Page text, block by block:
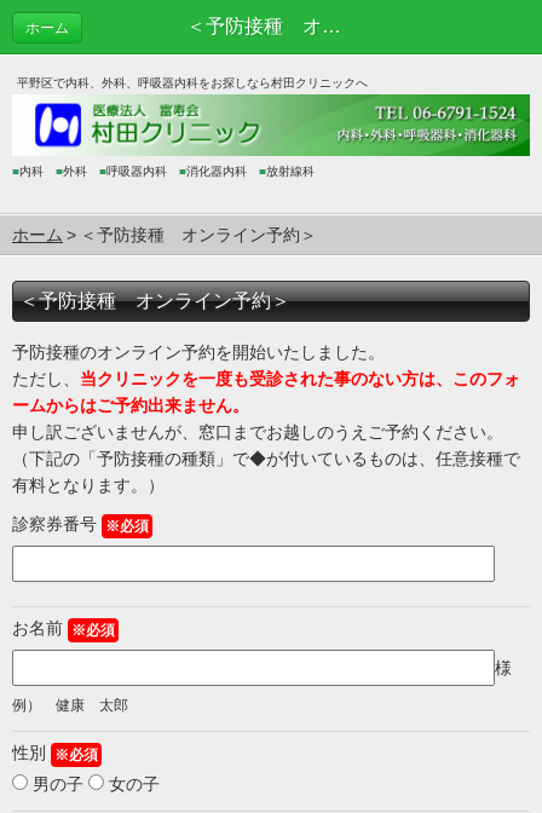
＜予防接種 オンライン予約＞
ホーム
平野区で内科、外科、呼吸器内科をお探しなら村田クリニックへ
■内科 ■外科 ■呼吸器内科 ■消化器内科 ■放射線科
ホーム ＜予防接種 オンライン予約＞
＜予防接種 オンライン予約＞
予防接種のオンライン予約を開始いたしました。
ただし、 当クリニックを一度も受診された事のない方は、このフォ
ームからはご予約出来ません。
申し訳ございませんが、窓口までお越しのうえご予約ください。
（下記の「予防接種の種類」で◆が付いているものは、任意接種で
有料となります。）
診察券番号 ※必須
お名前 ※必須
様
例） 健康 太郎
性別 ※必須
男の子 女の子